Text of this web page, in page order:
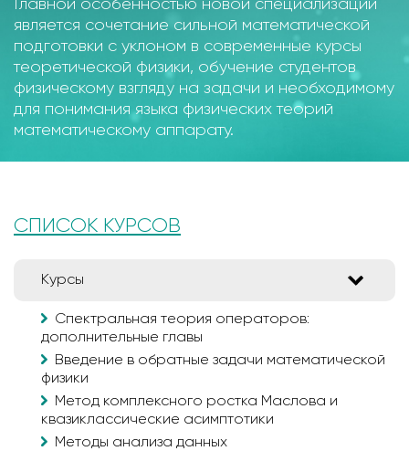
Главной особенностью новой специализации
является сочетание сильной математической
подготовки с уклоном в современные курсы
теоретической физики, обучение студентов
физическому взгляду на задачи и необходимому
для понимания языка физических теорий
математическому аппарату.
СПИСОК КУРСОВ
Курсы
Спектральная теория операторов:
дополнительные главы
Введение в обратные задачи математической
физики
Метод комплексного ростка Маслова и
квазиклассические асимптотики
Методы анализа данных